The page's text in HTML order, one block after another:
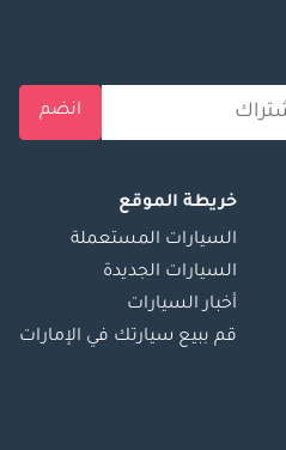
انضم
خريطة الموقع
السيارات المستعملة
السيارات الجديدة
أخبار السيارات
قم ببيع سيارتك في الإمارات